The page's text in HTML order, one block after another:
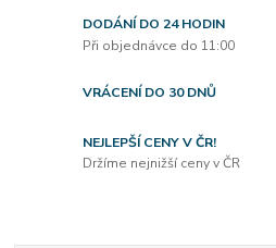
DODÁNÍ DO 24 HODIN
Při objednávce do 11:00
VRÁCENÍ DO 30 DNŮ
NEJLEPŠÍ CENY V ČR!
Držíme nejnižší ceny v ČR